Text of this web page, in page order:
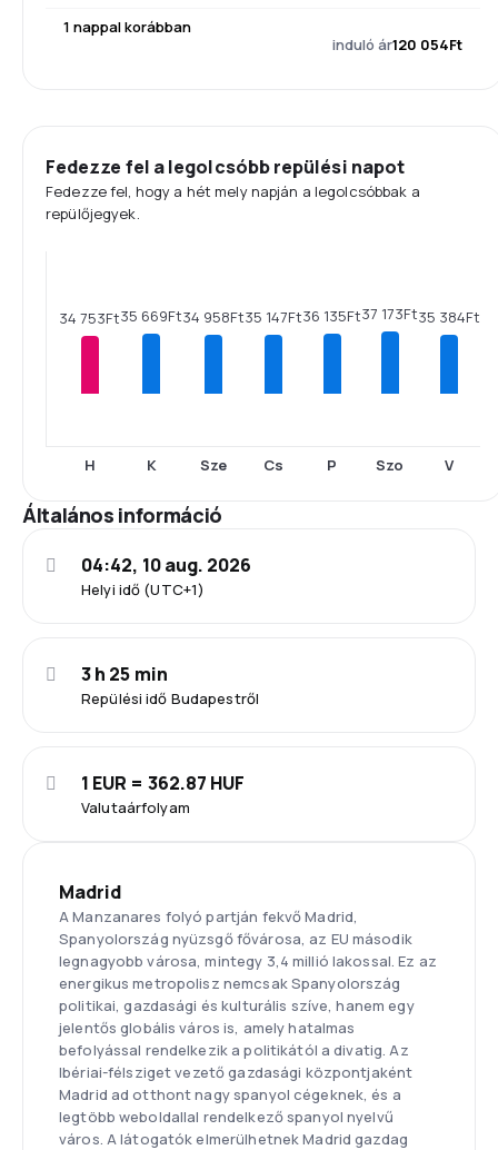
1 nappal korábban
induló ár120 054Ft
Fedezze fel a legolcsóbb repülési napot
Fedezze fel, hogy a hét mely napján a legolcsóbbak a
repülőjegyek.
34 753Ft
H
35 669Ft
K
34 958Ft
Sze
35 147Ft
Cs
36 135Ft
P
37 173Ft
Szo
35 384Ft
V
Általános információ
Helyi idő (UTC+1)
04:42, 10 aug. 2026
Repülési idő Budapestről
3 h 25 min
Valutaárfolyam
1 EUR = 362.87 HUF
Madrid
A Manzanares folyó partján fekvő Madrid,
Spanyolország nyüzsgő fővárosa, az EU második
legnagyobb városa, mintegy 3,4 millió lakossal. Ez az
energikus metropolisz nemcsak Spanyolország
politikai, gazdasági és kulturális szíve, hanem egy
jelentős globális város is, amely hatalmas
befolyással rendelkezik a politikától a divatig. Az
Ibériai-félsziget vezető gazdasági központjaként
Madrid ad otthont nagy spanyol cégeknek, és a
legtöbb weboldallal rendelkező spanyol nyelvű
város. A látogatók elmerülhetnek Madrid gazdag